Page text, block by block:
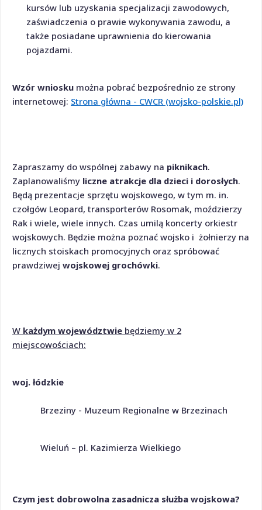
kursów lub uzyskania specjalizacji zawodowych,
zaświadczenia o prawie wykonywania zawodu, a
także posiadane uprawnienia do kierowania
pojazdami.
Wzór wniosku można pobrać bezpośrednio ze strony
internetowej: Strona główna - CWCR (wojsko-polskie.pl)
Zapraszamy do wspólnej zabawy na piknikach.
Zaplanowaliśmy liczne atrakcje dla dzieci i dorosłych.
Będą prezentacje sprzętu wojskowego, w tym m. in.
czołgów Leopard, transporterów Rosomak, moździerzy
Rak i wiele, wiele innych. Czas umilą koncerty orkiestr
wojskowych. Będzie można poznać wojsko i żołnierzy na
licznych stoiskach promocyjnych oraz spróbować
prawdziwej wojskowej grochówki.
W każdym województwie będziemy w 2
miejscowościach:
woj. łódzkie
Brzeziny - Muzeum Regionalne w Brzezinach
Wieluń – pl. Kazimierza Wielkiego
Czym jest dobrowolna zasadnicza służba wojskowa?